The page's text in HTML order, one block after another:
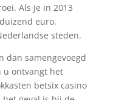
Als je in 2013
euro,
steden.
dan samengevoegd
u ontvangt het
betsix casino